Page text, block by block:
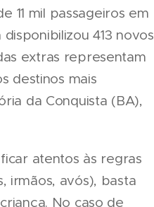
11 mil passageiros em
413 novos
extras representam
destinos mais
da Conquista (BA),
atentos às regras
irmãos, avós), basta
No caso de